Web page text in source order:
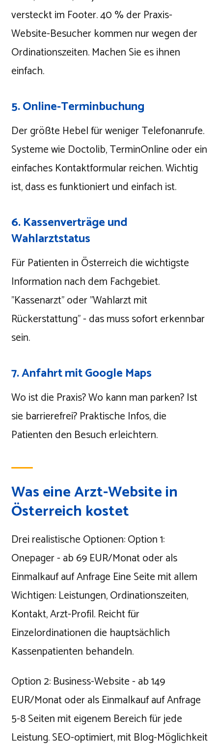
versteckt im Footer. 40 % der Praxis-
Website-Besucher kommen nur wegen der
Ordinationszeiten. Machen Sie es ihnen
einfach.
5. Online-Terminbuchung
Der größte Hebel für weniger Telefonanrufe.
Systeme wie Doctolib, TerminOnline oder ein
einfaches Kontaktformular reichen. Wichtig
ist, dass es funktioniert und einfach ist.
6. Kassenverträge und
Wahlarztstatus
Für Patienten in Österreich die wichtigste
Information nach dem Fachgebiet.
"Kassenarzt" oder "Wahlarzt mit
Rückerstattung" - das muss sofort erkennbar
sein.
7. Anfahrt mit Google Maps
Wo ist die Praxis? Wo kann man parken? Ist
sie barrierefrei? Praktische Infos, die
Patienten den Besuch erleichtern.
Was eine Arzt-Website in
Österreich kostet
Drei realistische Optionen: Option 1:
Onepager - ab 69 EUR/Monat oder als
Einmalkauf auf Anfrage Eine Seite mit allem
Wichtigen: Leistungen, Ordinationszeiten,
Kontakt, Arzt-Profil. Reicht für
Einzelordinationen die hauptsächlich
Kassenpatienten behandeln.
Option 2: Business-Website - ab 149
EUR/Monat oder als Einmalkauf auf Anfrage
5-8 Seiten mit eigenem Bereich für jede
Leistung. SEO-optimiert, mit Blog-Möglichkeit